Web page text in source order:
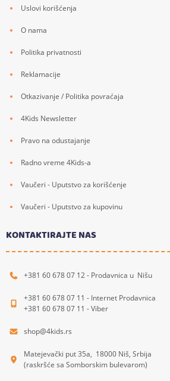
Uslovi korišćenja
O nama
Politika privatnosti
Reklamacije
Otkazivanje / Politika povraćaja
4Kids Newsletter
Pravo na odustajanje
Radno vreme 4Kids-a
Vaučeri - Uputstvo za korišćenje
Vaučeri - Uputstvo za kupovinu
KONTAKTIRAJTE NAS
+381 60 678 07 12 - Prodavnica u Nišu
+381 60 678 07 11 - Internet Prodavnica
+381 60 678 07 11 - Viber
shop@4kids.rs
Matejevački put 35a, 18000 Niš, Srbija
(raskršće sa Somborskim bulevarom)